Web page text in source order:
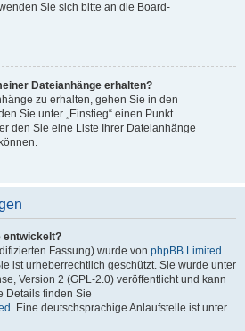
Sie sich bitte an die Board-
Dateianhänge erhalten?
zu erhalten, gehen Sie in den
Sie unter „Einstieg“ einen Punkt
den Sie eine Liste Ihrer Dateianhänge
entwickelt?
Fassung) wurde von phpBB Limited
ist urheberrechtlich geschützt. Sie wurde unter
Version 2 (GPL-2.0) veröffentlicht und kann
Details finden Sie
. Eine deutschsprachige Anlaufstelle ist unter